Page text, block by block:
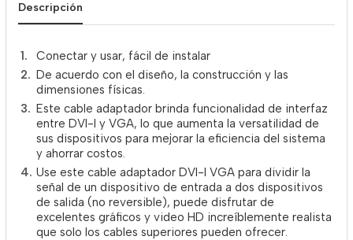
Descripción
Conectar y usar, fácil de instalar
De acuerdo con el diseño, la construcción y las
dimensiones físicas.
Este cable adaptador brinda funcionalidad de interfaz
entre DVI-I y VGA, lo que aumenta la versatilidad de
sus dispositivos para mejorar la eficiencia del sistema
y ahorrar costos.
Use este cable adaptador DVI-I VGA para dividir la
señal de un dispositivo de entrada a dos dispositivos
de salida (no reversible), puede disfrutar de
excelentes gráficos y video HD increíblemente realista
que solo los cables superiores pueden ofrecer.